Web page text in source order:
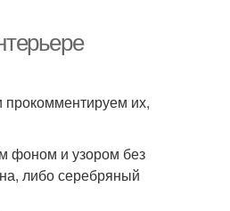
их,
фоном и узором без
либо серебряный